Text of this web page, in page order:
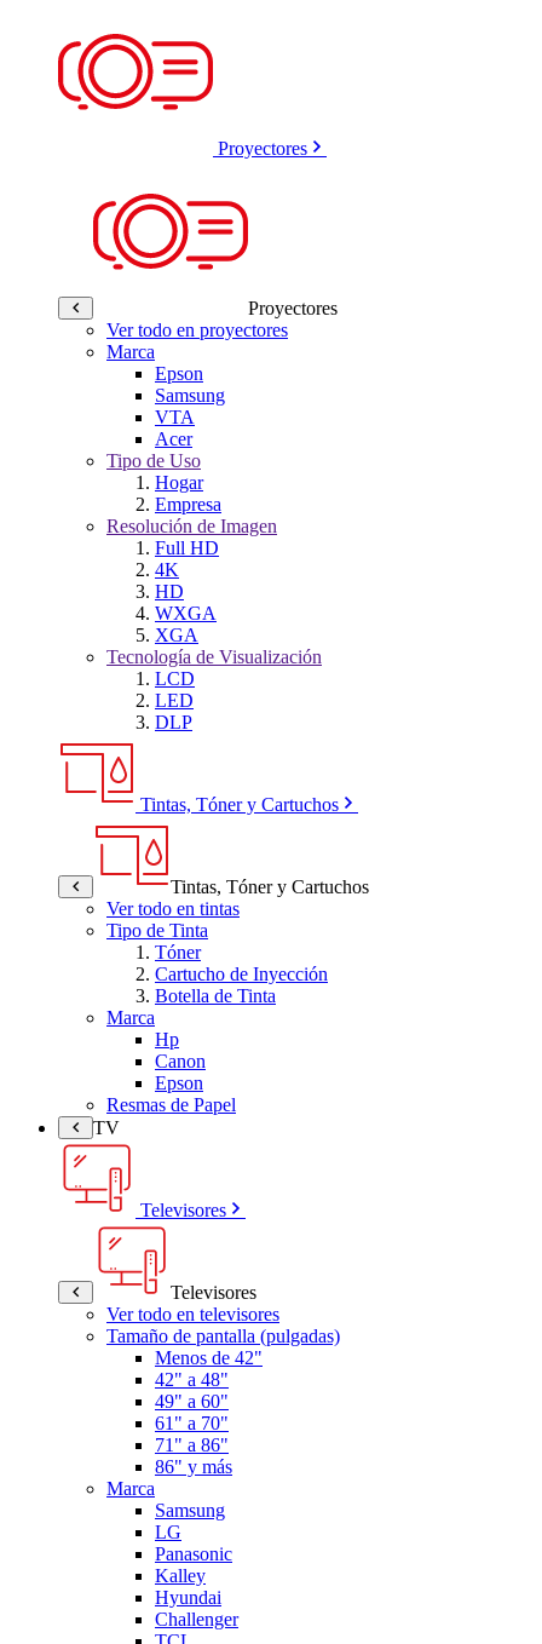
Proyectores
Proyectores
Ver todo en proyectores
Marca
Epson
Samsung
VTA
Acer
Tipo de Uso
Hogar
Empresa
Resolución de Imagen
Full HD
4K
HD
WXGA
XGA
Tecnología de Visualización
LCD
LED
DLP
Tintas, Tóner y Cartuchos
Tintas, Tóner y Cartuchos
Ver todo en tintas
Tipo de Tinta
Tóner
Cartucho de Inyección
Botella de Tinta
Marca
Hp
Canon
Epson
Resmas de Papel
TV
Televisores
Televisores
Ver todo en televisores
Tamaño de pantalla (pulgadas)
Menos de 42"
42" a 48"
49" a 60"
61" a 70"
71" a 86"
86" y más
Marca
Samsung
LG
Panasonic
Kalley
Hyundai
Challenger